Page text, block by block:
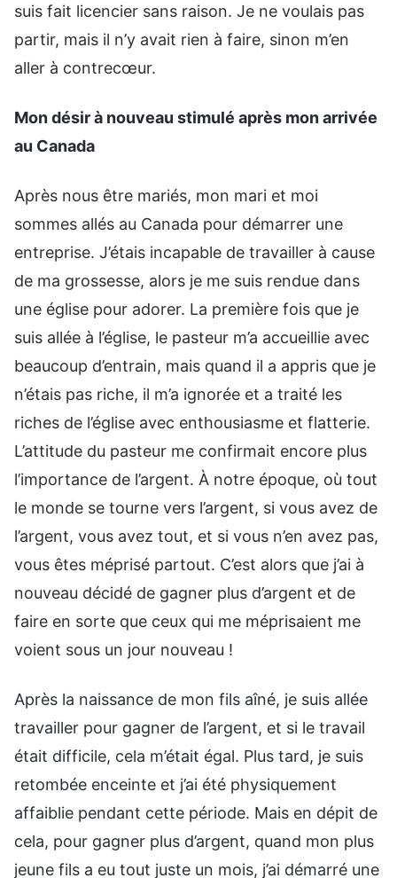
suis fait licencier sans raison. Je ne voulais pas
partir, mais il n’y avait rien à faire, sinon m’en
aller à contrecœur.
Mon désir à nouveau stimulé après mon arrivée
au Canada
Après nous être mariés, mon mari et moi
sommes allés au Canada pour démarrer une
entreprise. J’étais incapable de travailler à cause
de ma grossesse, alors je me suis rendue dans
une église pour adorer. La première fois que je
suis allée à l’église, le pasteur m’a accueillie avec
beaucoup d’entrain, mais quand il a appris que je
n’étais pas riche, il m’a ignorée et a traité les
riches de l’église avec enthousiasme et flatterie.
L’attitude du pasteur me confirmait encore plus
l’importance de l’argent. À notre époque, où tout
le monde se tourne vers l’argent, si vous avez de
l’argent, vous avez tout, et si vous n’en avez pas,
vous êtes méprisé partout. C’est alors que j’ai à
nouveau décidé de gagner plus d’argent et de
faire en sorte que ceux qui me méprisaient me
voient sous un jour nouveau !
Après la naissance de mon fils aîné, je suis allée
travailler pour gagner de l’argent, et si le travail
était difficile, cela m’était égal. Plus tard, je suis
retombée enceinte et j’ai été physiquement
affaiblie pendant cette période. Mais en dépit de
cela, pour gagner plus d’argent, quand mon plus
jeune fils a eu tout juste un mois, j’ai démarré une